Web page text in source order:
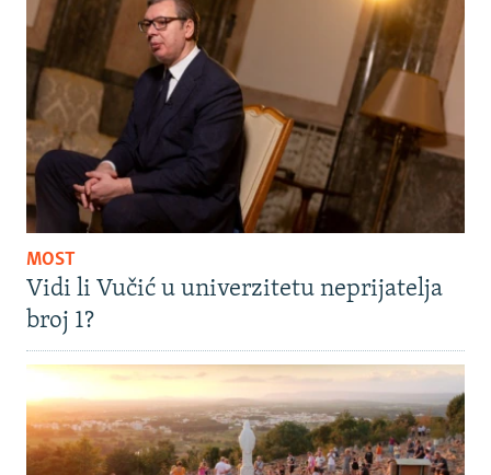
MOST
Vidi li Vučić u univerzitetu neprijatelja
broj 1?